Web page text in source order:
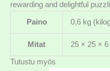
rewarding and delightful
Paino 0,6 kg
Mitat 25 × 25 ×
Tutustu myös